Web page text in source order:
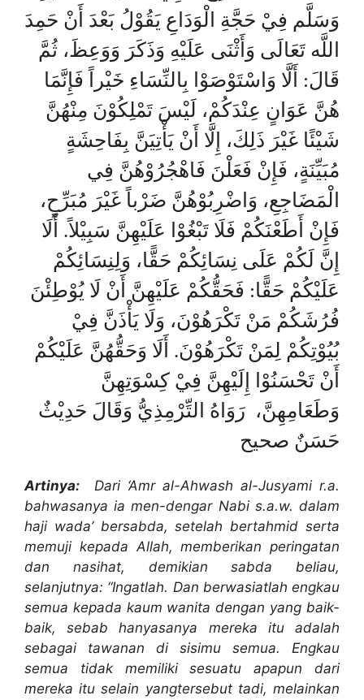
وَسَلَّم فِيْ حَجَّةِ الْوَدَاعِ يَقُوْلُ بَعْدَ أَنْ حَمِدَ
اللَّه تَعَالَى وَأَثْنَى عَلَيْهِ وَذَكَرَ وَوَعِظَ، ثُمَّ
قَالَ: أَلَّا وَاسْتَوْصَوْا بِالنِّسَاءِ خَيْراً فَإِنَّمَا
هُنَّ عَوَانٍ عِنْدَكُمْ، لَيْسَ تَمْلِكُوْنَ مِنْهُنَّ
شَيْئًا غَيْرَ ذَلِكَ، إِلَّا أَنْ يَأْتِيَنَّ بِفَاحِشَةٍ
مُبَيِّنَةٍ، فَإِنْ فَعَلْنَ فَاهْجُرُوْهُنَّ فِي
الْمَضَاجِعِ، وَاضْرِبُوْهُنَّ ضَرْباً غَيْرَ مُبَرِّحٍ،
فَإِنْ أَطَعْنَكُمْ فَلَا تَبْغُوْا عَلَيْهِنَّ سَبِيْلاً. أَلَا
إِنَّ لَكُمْ عَلَى نِسَائِكُمْ حَقًّا، وَلِنِسَائِكُمْ
عَلَيْكُمْ حَقًّا: فَحَقُّكُمْ عَلَيْهِنَّ أَنْ لَا يُوْطِئْنَ
فُرُشَكُمْ مَنْ تَكْرَهُوْنَ، وَلَا يَأْذَنَّ فِيْ
بُيُوْتِكُمْ لِمَنْ تَكْرَهُوْنَ. أَلَا وَحَقُّهُنَّ عَلَيْكُمْ
أَنْ تَحْسَنُوْا إِلَيْهِنَّ فِيْ كِسْوَتِهِنَّ
وَطَعَامِهِنَّ، رَوَاهُ التِّرْمِذِيُّ وَقَالَ حَدِيْثٌ
حَسَنٌ صحيح
Artinya: Dari ‘Amr al-Ahwash al-Jusyami r.a.
bahwasanya ia men-dengar Nabi s.a.w. dalam
haji wada’ bersabda, setelah bertahmid serta
memuji kepada Allah, memberikan peringatan
dan nasihat, demikian sabda beliau,
selanjutnya: “Ingatlah. Dan berwasiatlah engkau
semua kepada kaum wanita dengan yang baik-
baik, sebab hanyasanya mereka itu adalah
sebagai tawanan di sisimu semua. Engkau
semua tidak memiliki sesuatu apapun dari
mereka itu selain yangtersebut tadi, melainkan